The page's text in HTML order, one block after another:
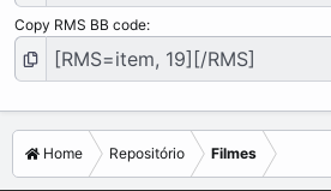
Copy RMS BB code
Home Repositório Filmes